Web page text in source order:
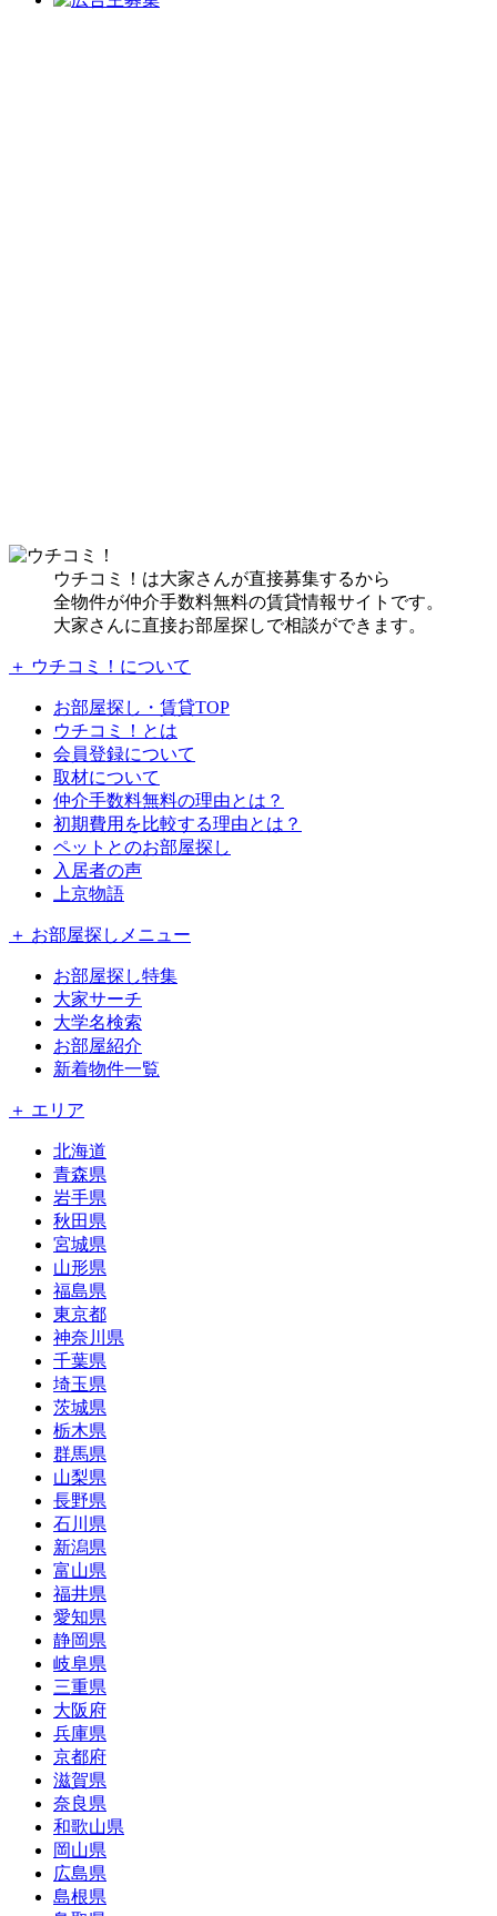
ウチコミ！は大家さんが直接募集するから
全物件が仲介手数料無料の賃貸情報サイトです。
大家さんに直接お部屋探しで相談ができます。
＋ ウチコミ！について
お部屋探し・賃貸TOP
ウチコミ！とは
会員登録について
取材について
仲介手数料無料の理由とは？
初期費用を比較する理由とは？
ペットとのお部屋探し
入居者の声
上京物語
＋ お部屋探しメニュー
お部屋探し特集
大家サーチ
大学名検索
お部屋紹介
新着物件一覧
＋ エリア
北海道
青森県
岩手県
秋田県
宮城県
山形県
福島県
東京都
神奈川県
千葉県
埼玉県
茨城県
栃木県
群馬県
山梨県
長野県
石川県
新潟県
富山県
福井県
愛知県
静岡県
岐阜県
三重県
大阪府
兵庫県
京都府
滋賀県
奈良県
和歌山県
岡山県
広島県
島根県